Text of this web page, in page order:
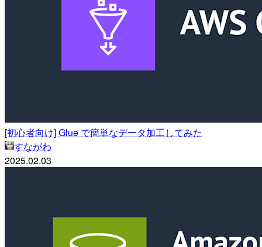
[初心者向け] Glue で簡単なデータ加工してみた
すながわ
2025.02.03